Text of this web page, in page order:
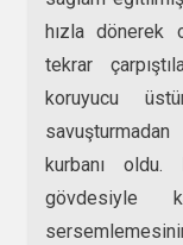
hızla dönerek
tekrar
koruyucu
kurbanı oldu.
gövdesiyle